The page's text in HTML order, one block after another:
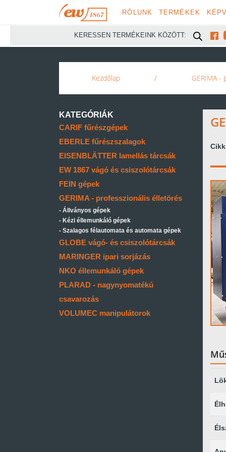
RÓLUNK TERMÉKEK
KERESSEN TERMÉKEINK KÖZÖTT: 
Kezdőlap / GERIMA -
KATEGÓRIÁK
CARIF fűrészgépek
EBERLE fűrészszalagok
EISENBLÄTTER lamellás tárcsák
EW 1867 vágó és csiszolótárcsák
FEIN gépek
GERIMA - professzionális élletörés
Állványos gépek
Kézi éllemunkáló gépek
Szalagos félautomata és automata gépek
GLOBE vágó- és csiszolótárcsák
MARINGER ipari sorjázás
NKO éllemunkáló gépek
PLARAD - nagynyomatékú
csavarozás
VOLUMEC manipulátorok